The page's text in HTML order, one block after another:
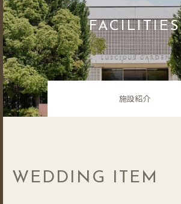
FACILITIES
施設紹介
WEDDING ITEM